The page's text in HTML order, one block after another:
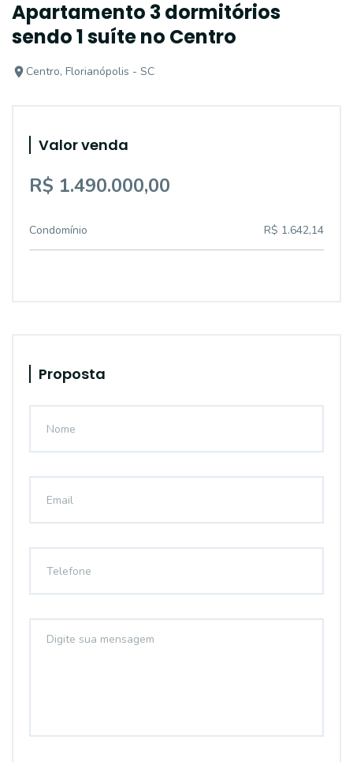
Apartamento 3 dormitórios
sendo 1 suíte no Centro
Centro, Florianópolis - SC
Valor venda
R$ 1.490.000,00
Condomínio R$ 1.642,14
Proposta